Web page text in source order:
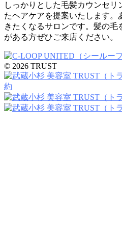
しっかりとした毛髪カウンセ
たヘアケアを提案いたします
きたくなるサロンです。髪の
がある方ぜひご来店ください。
© 2026 TRUST
約